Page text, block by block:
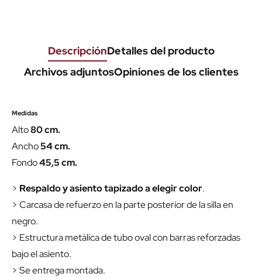
DescripciónDetalles del producto
Archivos adjuntosOpiniones de los clientes
Medidas
Alto80 cm.
Ancho54 cm.
Fondo45,5 cm.
> Respaldo y asiento tapizado a elegir color.
> Carcasa de refuerzo en la parte posterior de la silla en
negro.
> Estructura metálica de tubo oval con barras reforzadas
bajo el asiento.
> Se entrega montada.